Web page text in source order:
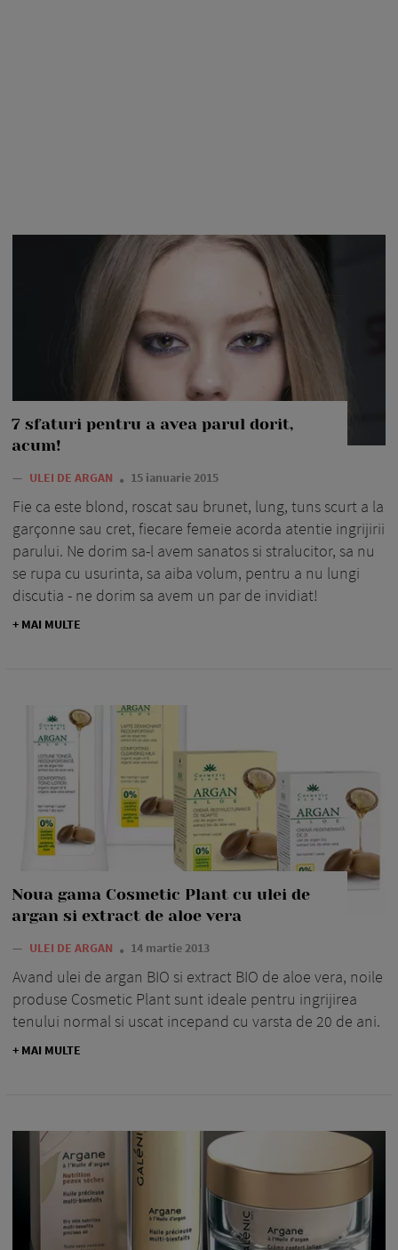
7 sfaturi pentru a avea parul dorit,
acum!
— ULEI DE ARGAN 15 ianuarie 2015
Fie ca este blond, roscat sau brunet, lung, tuns scurt a la
garçonne sau cret, fiecare femeie acorda atentie ingrijirii
parului. Ne dorim sa-l avem sanatos si stralucitor, sa nu
se rupa cu usurinta, sa aiba volum, pentru a nu lungi
discutia - ne dorim sa avem un par de invidiat!
+ MAI MULTE
Noua gama Cosmetic Plant cu ulei de
argan si extract de aloe vera
— ULEI DE ARGAN 14 martie 2013
Avand ulei de argan BIO si extract BIO de aloe vera, noile
produse Cosmetic Plant sunt ideale pentru ingrijirea
tenului normal si uscat incepand cu varsta de 20 de ani.
+ MAI MULTE